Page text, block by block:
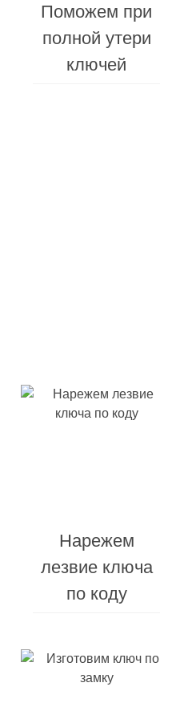
Поможем при
полной утери
ключей
Нарежем
лезвие ключа
по коду